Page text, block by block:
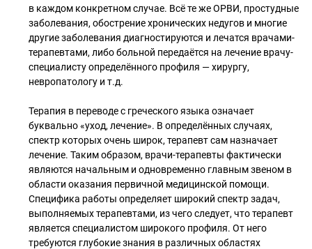
в каждом конкретном случае. Всё те же ОРВИ, простудные
заболевания, обострение хронических недугов и многие
другие заболевания диагностируются и лечатся врачами-
терапевтами, либо больной передаётся на лечение врачу-
специалисту определённого профиля — хирургу,
невропатологу и т.д.
Терапия в переводе с греческого языка означает
буквально «уход, лечение». В определённых случаях,
спектр которых очень широк, терапевт сам назначает
лечение. Таким образом, врачи-терапевты фактически
являются начальным и одновременно главным звеном в
области оказания первичной медицинской помощи.
Специфика работы определяет широкий спектр задач,
выполняемых терапевтами, из чего следует, что терапевт
является специалистом широкого профиля. От него
требуются глубокие знания в различных областях